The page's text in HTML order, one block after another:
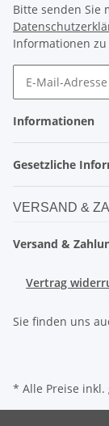
Bitte senden Sie
Informationen
Informationen
Gesetzliche
VERSAND &
Versand &
Vertrag
Sie finden uns
* Alle Preise inkl.